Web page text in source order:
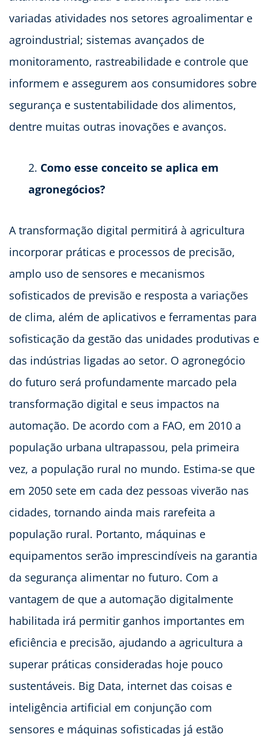
variadas atividades nos setores agroalimentar e
agroindustrial; sistemas avançados de
monitoramento, rastreabilidade e controle que
informem e assegurem aos consumidores sobre
segurança e sustentabilidade dos alimentos,
dentre muitas outras inovações e avanços.
Como esse conceito se aplica em
agronegócios?
A transformação digital permitirá à agricultura
incorporar práticas e processos de precisão,
amplo uso de sensores e mecanismos
sofisticados de previsão e resposta a variações
de clima, além de aplicativos e ferramentas para
sofisticação da gestão das unidades produtivas e
das indústrias ligadas ao setor. O agronegócio
do futuro será profundamente marcado pela
transformação digital e seus impactos na
automação. De acordo com a FAO, em 2010 a
população urbana ultrapassou, pela primeira
vez, a população rural no mundo. Estima-se que
em 2050 sete em cada dez pessoas viverão nas
cidades, tornando ainda mais rarefeita a
população rural. Portanto, máquinas e
equipamentos serão imprescindíveis na garantia
da segurança alimentar no futuro. Com a
vantagem de que a automação digitalmente
habilitada irá permitir ganhos importantes em
eficiência e precisão, ajudando a agricultura a
superar práticas consideradas hoje pouco
sustentáveis. Big Data, internet das coisas e
inteligência artificial em conjunção com
sensores e máquinas sofisticadas já estão